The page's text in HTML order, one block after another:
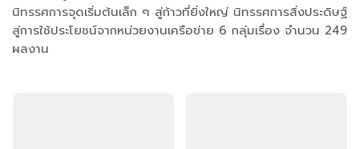
นิทรรศการจุดเริ่มต้นเล็ก ๆ สู่ก้าวที่ยิ่งใหญ่ นิทรรศการสิ่งประดิษฐ์
สู่การใช้ประโยชน์จากหน่วยงานเครือข่าย 6 กลุ่มเรื่อง จำนวน 249
ผลงาน